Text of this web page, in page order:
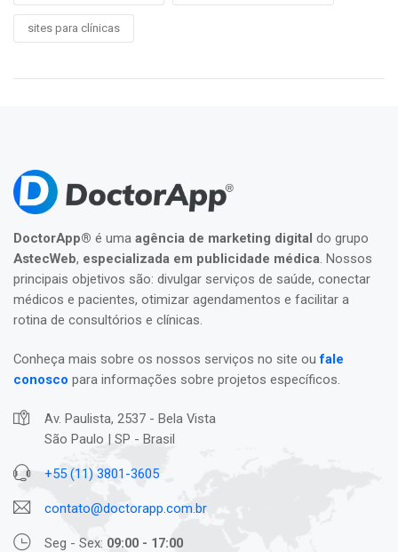
sites para clínicas
DoctorApp® é uma agência de marketing digital do grupo
AstecWeb, especializada em publicidade médica. Nossos
principais objetivos são: divulgar serviços de saúde, conectar
médicos e pacientes, otimizar agendamentos e facilitar a
rotina de consultórios e clínicas.
Conheça mais sobre os nossos serviços no site oufale
conosco para informações sobre projetos específicos.
Av. Paulista, 2537 - Bela Vista
São Paulo | SP - Brasil
+55 (11) 3801-3605
contato@doctorapp.com.br
Seg - Sex: 09:00 - 17:00